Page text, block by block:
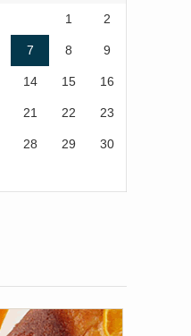
1 2
7 8 9
14 15 16
21 22 23
28 29 30